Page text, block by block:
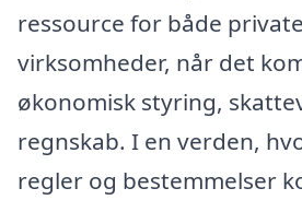
ressource for både
virksomheder, når det
økonomisk styring,
regnskab. I en verden,
regler og bestemmelser